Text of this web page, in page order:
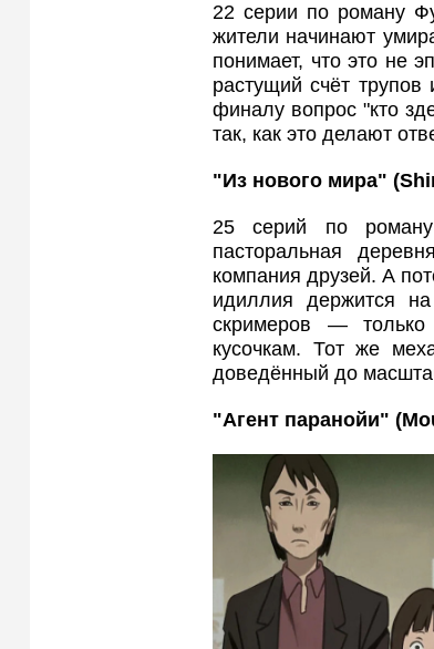
22 серии по роману
жители начинают
понимает, что это не
растущий счёт
финалу вопрос "кто
так, как это делают
"Из нового мира"
25 серий по
пасторальная
компания друзей. А
идиллия держится
скримеров —
кусочкам. Тот же
доведённый до
"Агент паранойи"